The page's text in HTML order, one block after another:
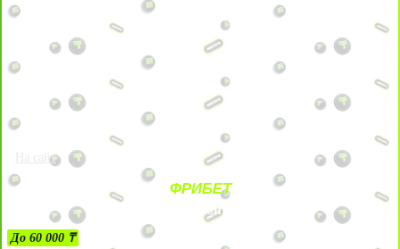
На сайт
ФРИБЕТ
ЗА ДЕПОЗИТЫ
До 60 000 ₸